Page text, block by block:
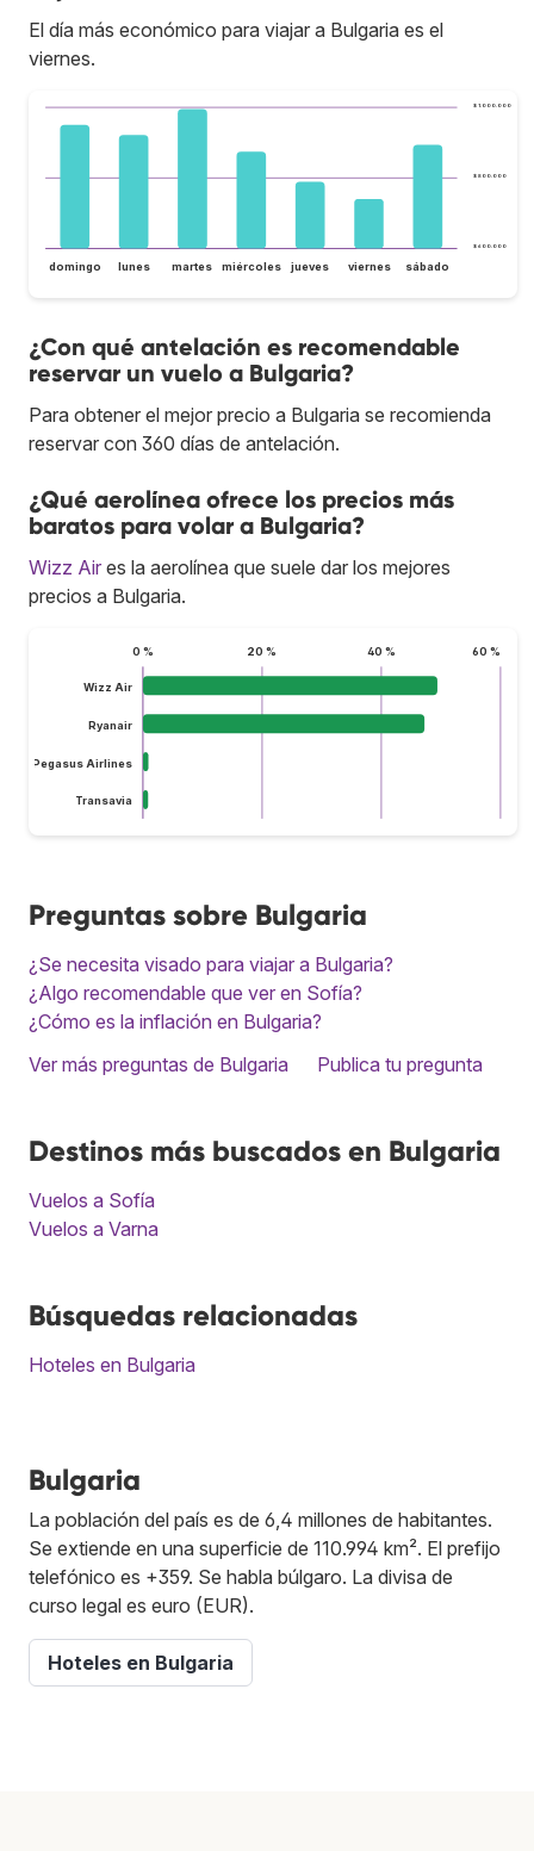
El día más económico para viajar a Bulgaria es el
viernes.
$ 600.000
$ 800.000
$ 1.000.000
domingo lunes martes miércoles jueves viernes sábado
¿Con qué antelación es recomendable
reservar un vuelo a Bulgaria?
Para obtener el mejor precio a Bulgaria se recomienda
reservar con 360 días de antelación.
¿Qué aerolínea ofrece los precios más
baratos para volar a Bulgaria?
Wizz Air es la aerolínea que suele dar los mejores
precios a Bulgaria.
0 % 20 % 40 % 60 %
Wizz Air
Ryanair
Pegasus Airlines
Transavia
Preguntas sobre Bulgaria
¿Se necesita visado para viajar a Bulgaria?
¿Algo recomendable que ver en Sofía?
¿Cómo es la inflación en Bulgaria?
Ver más preguntas de Bulgaria
Publica tu pregunta
Destinos más buscados en Bulgaria
Vuelos a Sofía
Vuelos a Varna
Búsquedas relacionadas
Hoteles en Bulgaria
Bulgaria
La población del país es de 6,4 millones de habitantes.
Se extiende en una superficie de 110.994 km². El prefijo
telefónico es +359. Se habla búlgaro. La divisa de
curso legal es euro (EUR).
Hoteles en Bulgaria